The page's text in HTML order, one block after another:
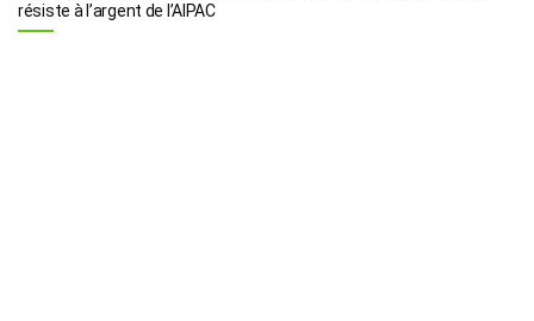
résiste à l’argent de l’AIPAC